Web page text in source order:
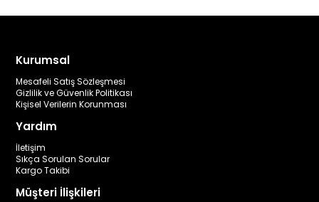
Kurumsal
Mesafeli Satış Sözleşmesi
Gizlilik ve Güvenlik Politikası
Kişisel Verilerin Korunması
Yardım
İletişim
Sıkça Sorulan Sorular
Kargo Takibi
Müşteri İlişkileri